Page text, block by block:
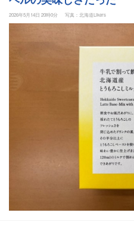
2026年5月14日 20時0分 写真：北海道Likers